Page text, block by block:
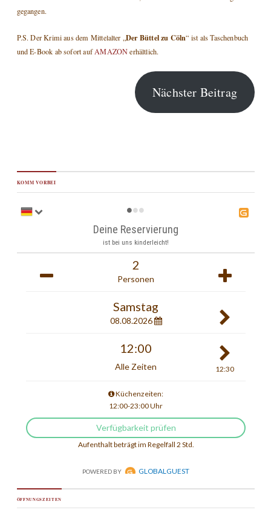
gegangen.
P.S. Der Krimi aus dem Mittelalter „Der Büttel zu Cöln“ ist als Taschenbuch
und E-Book ab sofort aufAMAZONerhältlich.
Nächster Beitrag
KOMM VORBEI
ÖFFNUNGSZEITEN